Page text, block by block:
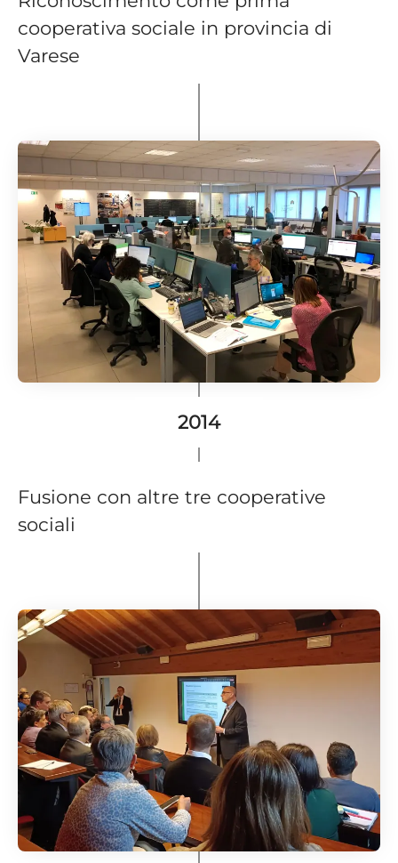
cooperativa sociale in provincia di
Varese
2014
Fusione con altre tre cooperative
sociali